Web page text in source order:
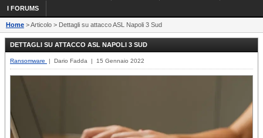
I FORUMS
Home > Articolo > Dettagli su attacco ASL Napoli 3 Sud
DETTAGLI SU ATTACCO ASL NAPOLI 3 SUD
Ransomware | Dario Fadda | 15 Gennaio 2022